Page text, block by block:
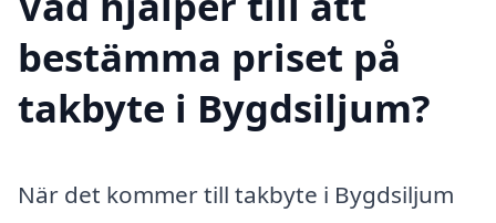
bestämma priset på
takbyte i Bygdsiljum?
När det kommer till takbyte i Bygdsiljum